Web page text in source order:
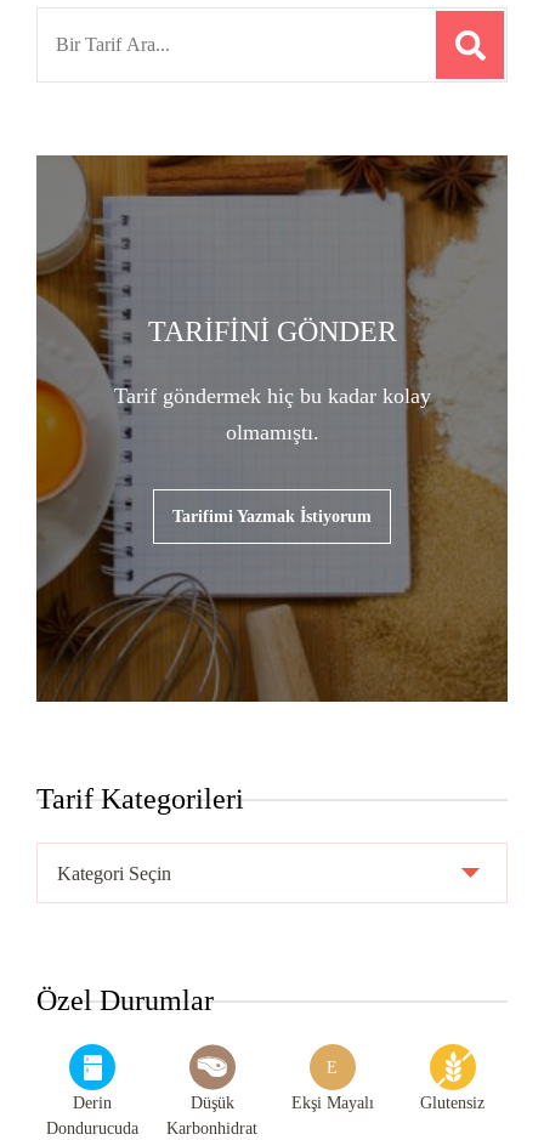
TARİFİNİ GÖNDER
Tarif göndermek hiç bu kadar kolay
olmamıştı.
Tarifimi Yazmak İstiyorum
Tarif Kategorileri
Kategorileri
Özel Durumlar
Derin
Dondurucuda
Düşük
Karbonhidrat
E
Ekşi Mayalı Glutensiz